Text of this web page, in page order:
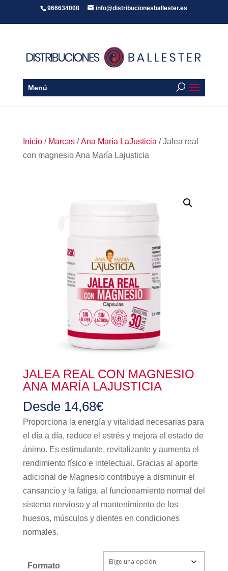
966634008 info@distribucionesballester.es
Menú
Inicio/ Marcas/Ana María LaJusticia / Jalea real
con magnesio Ana María Lajusticia
JALEA REAL CON MAGNESIO
ANA MARÍA LAJUSTICIA
Desde 14,68€
Proporciona la energía y vitalidad necesarias para
el día a día, reduce el estrés y mejora el estado de
ánimo. Es estimulante, revitalizante y aumenta el
rendimiento físico e intelectual. Gracias al aporte
adicional de Magnesio contribuye a disminuir el
cansancio y la fatiga, al funcionamiento normal del
sistema nervioso y al mantenimiento de los
huesos, músculos y dientes en condiciones
normales.
Formato